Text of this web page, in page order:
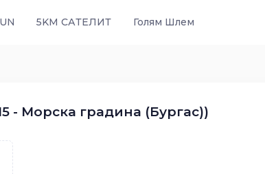
5KM САТЕЛИТ Голям Шлем
- Морска градина (Бургас))